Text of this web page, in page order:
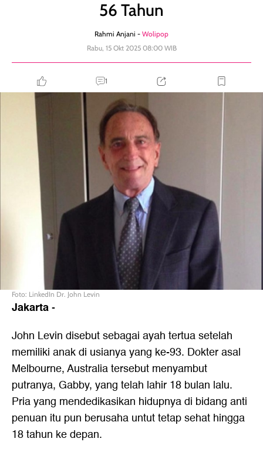
56 Tahun
Rahmi Anjani - Wolipop
Rabu, 15 Okt 2025 08:00 WIB
1
Foto: LinkedIn Dr. John Levin
Jakarta-
John Levin disebut sebagai ayah tertua setelah
memiliki anak di usianya yang ke-93. Dokter asal
Melbourne, Australia tersebut menyambut
putranya, Gabby, yang telah lahir 18 bulan lalu.
Pria yang mendedikasikan hidupnya di bidang anti
penuan itu pun berusaha untut tetap sehat hingga
18 tahun ke depan.